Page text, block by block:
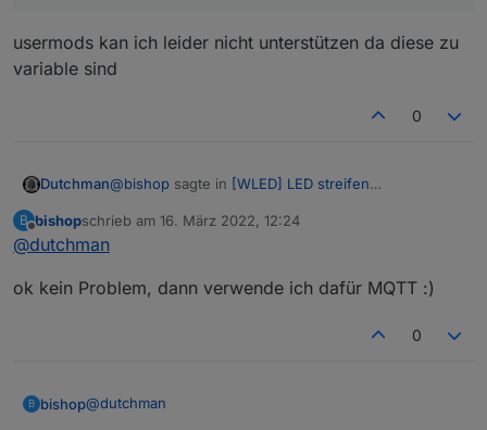
usermods kan ich leider nicht unterstützen da diese zu
variable sind
0
Dutchman@bishop sagte in [WLED] LED streifen
usermods kan ich leider nicht unterstützen da diese
B
Offline
bishopschrieb am 16. März 2022, 12:24
zuletzt editiert von
@dutchman
ok kein Problem, dann verwende ich dafür MQTT :)
0
B bishop@dutchman